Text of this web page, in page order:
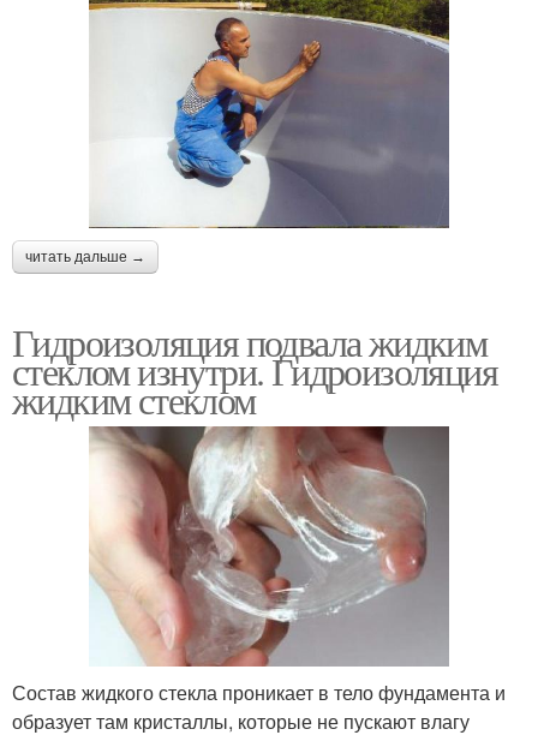
читать дальше →
Гидроизоляция подвала жидким
стеклом изнутри. Гидроизоляция
жидким стеклом
Состав жидкого стекла проникает в тело фундамента и
образует там кристаллы, которые не пускают влагу